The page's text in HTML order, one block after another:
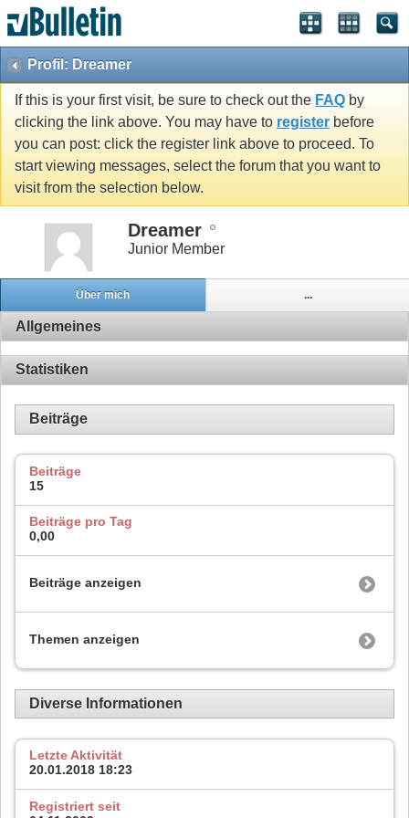
Profil: Dreamer
If this is your first visit, be sure to check out the FAQ by
clicking the link above. You may have to register before
you can post: click the register link above to proceed. To
start viewing messages, select the forum that you want to
visit from the selection below.
Dreamer
Junior Member
Über mich ...
Allgemeines
Statistiken
Beiträge
Beiträge
15
Beiträge pro Tag
0,00
Beiträge anzeigen
Themen anzeigen
Diverse Informationen
Letzte Aktivität
20.01.2018 18:23
Registriert seit